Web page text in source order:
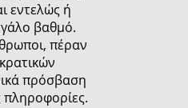
εντελώς ή
βαθμό.
πέραν
πρόσβαση
πληροφορίες.